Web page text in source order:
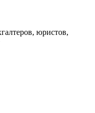
юристов,